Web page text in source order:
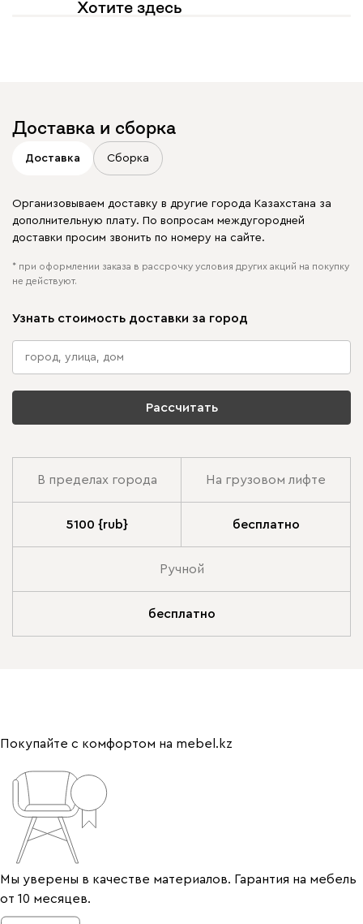
Хотите здесь
Доставка и сборка
Доставка Сборка
Организовываем доставку в другие города Казахстана за
дополнительную плату. По вопросам междугородней
доставки просим звонить по номеру на сайте.
* при оформлении заказа в рассрочку условия других акций на покупку
не действуют.
Узнать стоимость доставки за город
Рассчитать
В пределах города На грузовом лифте
5100 {rub} бесплатно
Ручной
бесплатно
Покупайте с комфортом на mebel.kz
Мы уверены в качестве материалов. Гарантия на мебель
от 10 месяцев.